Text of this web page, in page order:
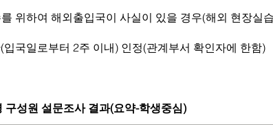
국일로부터 2주 이내) 인정(관계부서 확인자에 한함)
구성원 설문조사 결과(요약-학생중심)